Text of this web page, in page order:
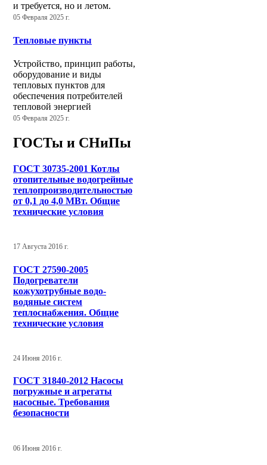
и требуется, но и летом.
05 Февраля 2025 г.
Тепловые пункты
Устройство, принцип работы,
оборудование и виды
тепловых пунктов для
обеспечения потребителей
тепловой энергией
05 Февраля 2025 г.
ГОСТы и СНиПы
ГОСТ 30735-2001 Котлы
отопительные водогрейные
теплопроизводительностью
от 0,1 до 4,0 МВт. Общие
технические условия
17 Августа 2016 г.
ГОСТ 27590-2005
Подогреватели
кожухотрубные водо-
водяные систем
теплоснабжения. Общие
технические условия
24 Июня 2016 г.
ГОСТ 31840-2012 Насосы
погружные и агрегаты
насосные. Требования
безопасности
06 Июня 2016 г.